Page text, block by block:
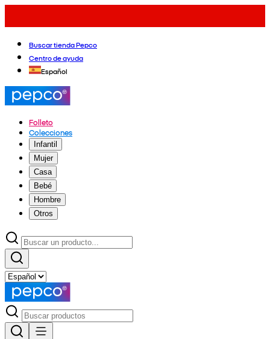
Buscar tienda Pepco
Centro de ayuda
Español
Folleto
Colecciones
Infantil
Mujer
Casa
Bebé
Hombre
Otros